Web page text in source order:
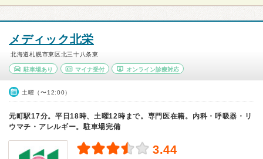
メディック北栄
北海道札幌市東区北三十八条東
駐車場あり マイナ受付 オンライン診療対応
土曜（〜12:00）
元町駅17分。平日18時、土曜12時まで。専門医在籍。内科・呼吸器・リ
ウマチ・アレルギー。駐車場完備
3.44